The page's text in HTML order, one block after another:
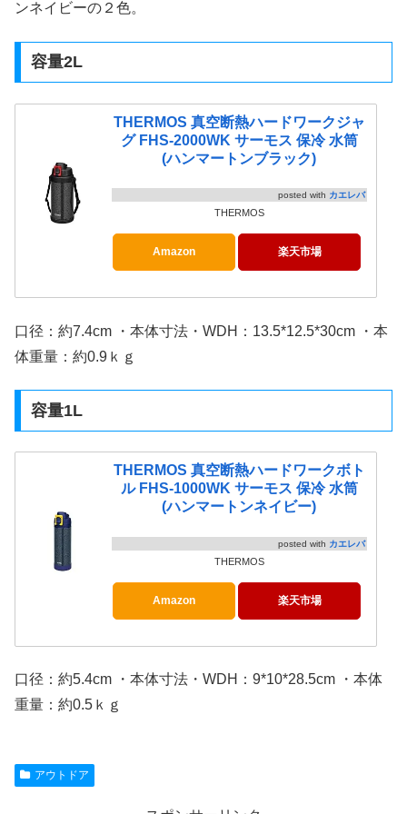
ンネイビーの２色。
容量2L
THERMOS 真空断熱ハードワークジャ
グ FHS-2000WK サーモス 保冷 水筒
(ハンマートンブラック)
posted with カエレバ
THERMOS
Amazon 楽天市場
口径：約7.4cm ・本体寸法・WDH：13.5*12.5*30cm ・本
体重量：約0.9ｋｇ
容量1L
THERMOS 真空断熱ハードワークボト
ル FHS-1000WK サーモス 保冷 水筒
(ハンマートンネイビー)
posted with カエレバ
THERMOS
Amazon 楽天市場
口径：約5.4cm ・本体寸法・WDH：9*10*28.5cm ・本体
重量：約0.5ｋｇ
アウトドア